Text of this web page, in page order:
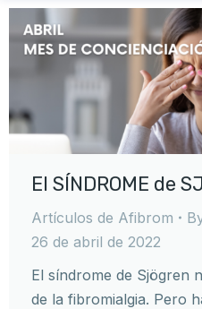
El SÍNDROME de
Artículos de Afibrom
26 de abril de 2022
El síndrome de Sjögren
de la fibromialgia. Pero